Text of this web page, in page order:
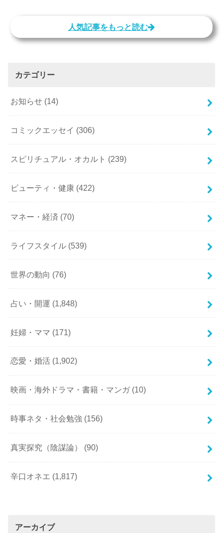
人気記事をもっと読む
カテゴリー
お知らせ (14)
コミックエッセイ (306)
スピリチュアル・オカルト (239)
ビューティ・健康 (422)
マネー・経済 (70)
ライフスタイル (539)
世界の動向 (76)
占い・開運 (1,848)
妊婦・ママ (171)
恋愛・婚活 (1,902)
映画・海外ドラマ・書籍・マンガ (10)
時事ネタ・社会勉強 (156)
真実探究（陰謀論） (90)
辛口オネエ (1,817)
アーカイブ